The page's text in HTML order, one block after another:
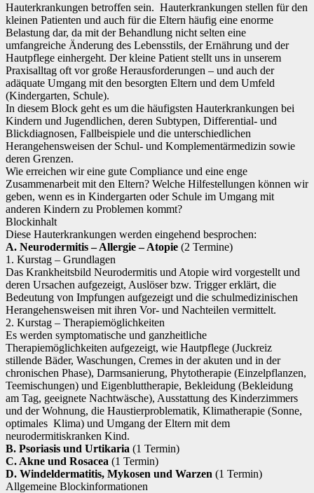
Hauterkrankungen betroffen sein. Hauterkrankungen stellen für den
kleinen Patienten und auch für die Eltern häufig eine enorme
Belastung dar, da mit der Behandlung nicht selten eine
umfangreiche Änderung des Lebensstils, der Ernährung und der
Hautpflege einhergeht. Der kleine Patient stellt uns in unserem
Praxisalltag oft vor große Herausforderungen – und auch der
adäquate Umgang mit den besorgten Eltern und dem Umfeld
(Kindergarten, Schule).
In diesem Block geht es um die häufigsten Hauterkrankungen bei
Kindern und Jugendlichen, deren Subtypen, Differential- und
Blickdiagnosen, Fallbeispiele und die unterschiedlichen
Herangehensweisen der Schul- und Komplementärmedizin sowie
deren Grenzen.
Wie erreichen wir eine gute Compliance und eine enge
Zusammenarbeit mit den Eltern? Welche Hilfestellungen können wir
geben, wenn es in Kindergarten oder Schule im Umgang mit
anderen Kindern zu Problemen kommt?
Blockinhalt
Diese Hauterkrankungen werden eingehend besprochen:
A. Neurodermitis – Allergie – Atopie (2 Termine)
1. Kurstag – Grundlagen
Das Krankheitsbild Neurodermitis und Atopie wird vorgestellt und
deren Ursachen aufgezeigt, Auslöser bzw. Trigger erklärt, die
Bedeutung von Impfungen aufgezeigt und die schulmedizinischen
Herangehensweisen mit ihren Vor- und Nachteilen vermittelt.
2. Kurstag – Therapiemöglichkeiten
Es werden symptomatische und ganzheitliche
Therapiemöglichkeiten aufgezeigt, wie Hautpflege (Juckreiz
stillende Bäder, Waschungen, Cremes in der akuten und in der
chronischen Phase), Darmsanierung, Phytotherapie (Einzelpflanzen,
Teemischungen) und Eigenbluttherapie, Bekleidung (Bekleidung
am Tag, geeignete Nachtwäsche), Ausstattung des Kinderzimmers
und der Wohnung, die Haustierproblematik, Klimatherapie (Sonne,
optimales Klima) und Umgang der Eltern mit dem
neurodermitiskranken Kind.
B. Psoriasis und Urtikaria (1 Termin)
C. Akne und Rosacea (1 Termin)
D. Windeldermatitis, Mykosen und Warzen (1 Termin)
Allgemeine Blockinformationen